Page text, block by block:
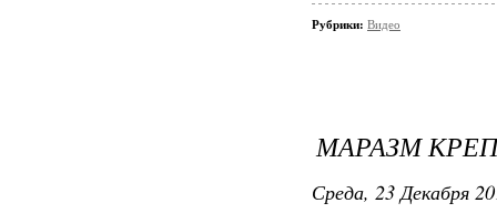
Рубрики: Видео
МАРАЗМ
Среда, 23 Декабря